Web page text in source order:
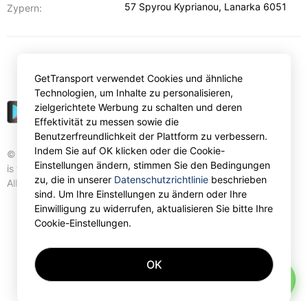
Zypern:
57 Spyrou Kyprianou, Lanarka 6051
© Gettransport International Limited. GetTransport®
is trademark of Gettransport International Limited.
All rights reserved.
GetTransport verwendet Cookies und ähnliche
Technologien, um Inhalte zu personalisieren,
zielgerichtete Werbung zu schalten und deren
Effektivität zu messen sowie die
Benutzerfreundlichkeit der Plattform zu verbessern.
Indem Sie auf OK klicken oder die Cookie-
Einstellungen ändern, stimmen Sie den Bedingungen
zu, die in unserer Datenschutzrichtlinie beschrieben
sind. Um Ihre Einstellungen zu ändern oder Ihre
Einwilligung zu widerrufen, aktualisieren Sie bitte Ihre
Cookie-Einstellungen.
OK
AI